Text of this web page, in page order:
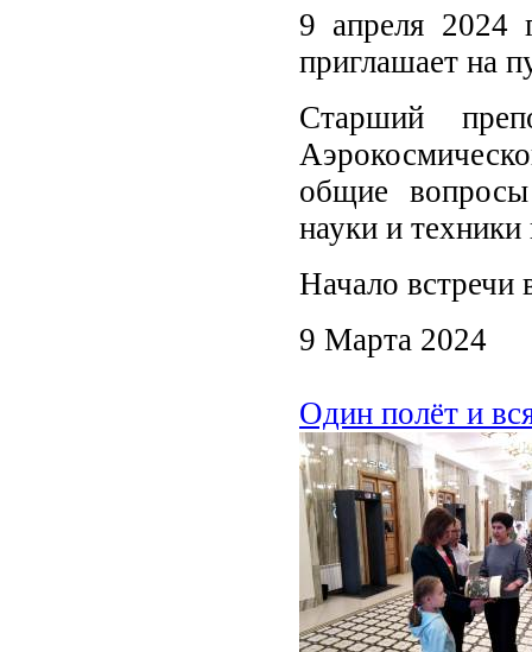
9 апреля 2024
приглашает на
Старший
общие вопросы
науки и техники
Начало встречи
9 Марта 2024
Один полёт и